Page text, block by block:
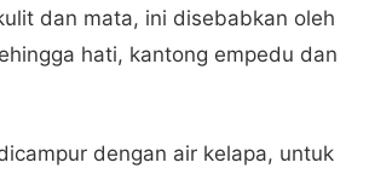
dan mata, ini disebabkan oleh
hati, kantong empedu dan
dengan air kelapa, untuk